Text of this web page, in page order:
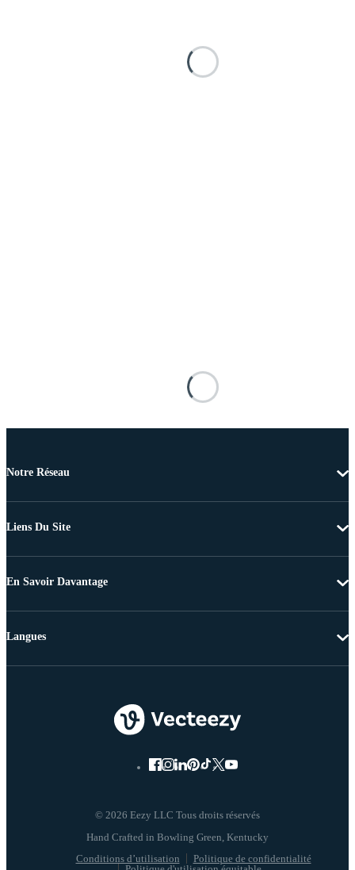
Notre Réseau
Liens Du Site
En Savoir Davantage
© 2026 Eezy LLC Tous droits réservés
Conditions d’utilisation
Politique de confidentialité
Langues